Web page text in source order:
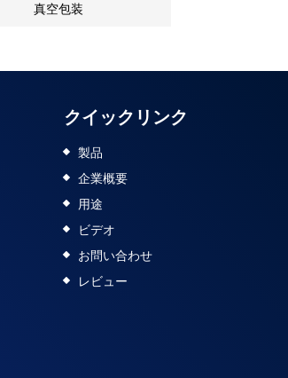
真空包装
クイックリンク
製品
企業概要
用途
ビデオ
お問い合わせ
レビュー